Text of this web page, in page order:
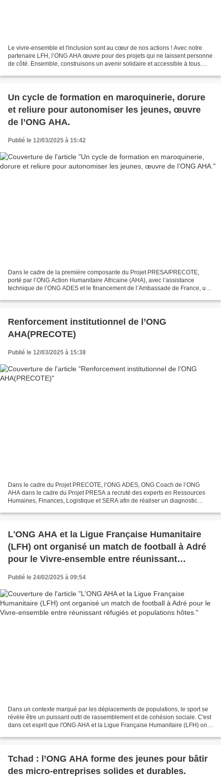
Le vivre-ensemble et l'inclusion sont au cœur de nos actions ! Avec notre
partenaire LFH, l’ONG AHA œuvre pour des projets qui ne laissent personne
de côté. Ensemble, construisons un avenir solidaire et accessible à tous.
Un cycle de formation en maroquinerie, dorure
et reliure pour autonomiser les jeunes, œuvre
de l’ONG AHA.
Publié le 12/03/2025 à 15:42
Dans le cadre de la première composante du Projet PRESA/PRECOTE,
porté par l’ONG Action Humanitaire Africaine (AHA), avec l’assistance
technique de l’ONG ADES et le financement de l’Ambassade de France, un
Renforcement institutionnel de l’ONG
AHA(PRECOTE)
Publié le 12/03/2025 à 15:38
Dans le cadre du Projet PRECOTE, l’ONG ADES, ONG Coach de l’ONG
AHA dans le cadre du Projet PRESA a recruté des experts en Ressources
Humaines, Finances, Logistique et SERA afin de réaliser un diagnostic
L'ONG AHA et la Ligue Française Humanitaire
(LFH) ont organisé un match de football à Adré
pour le Vivre-ensemble entre réunissant
Publié le 24/02/2025 à 09:54
Dans un contexte marqué par les déplacements de populations, le sport se
révèle être un puissant outil de rassemblement et de cohésion sociale. C'est
dans cet esprit que l'ONG AHA et la Ligue Française Humanitaire (LFH) ont
Tchad : l’ONG AHA forme des jeunes pour bâtir
des micro-entreprises solides et durables.